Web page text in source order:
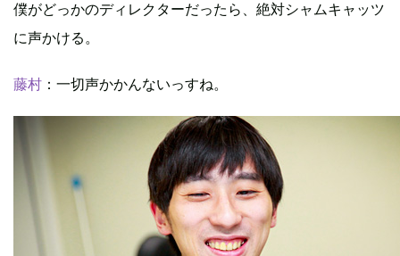
僕がどっかのディレクターだったら、絶対シャムキャッツ
に声かける。
藤村 ：一切声かかんないっすね。